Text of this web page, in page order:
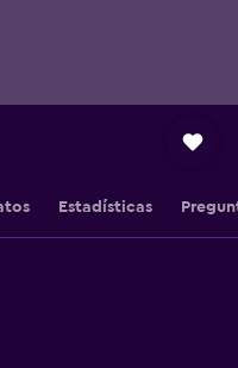
Estadísticas